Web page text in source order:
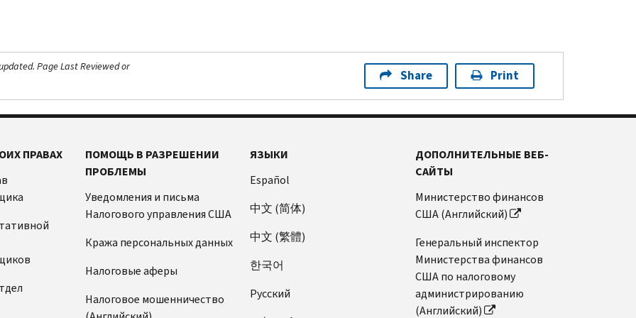
Page Last Reviewed or
Share Print
ПРАВАХ
ПОМОЩЬ В РАЗРЕШЕНИИ
ПРОБЛЕМЫ
Уведомления и письма
Налогового управления США
Кража персональных данных
Налоговые аферы
Налоговое мошенничество
ЯЗЫКИ
Español
中文 (简体)
中文 (繁體)
한국어
Pусский
ДОПОЛНИТЕЛЬНЫЕ ВЕБ-
САЙТЫ
Министерство финансов
США (Английский)
Генеральный инспектор
Министерства финансов
США по налоговому
администрированию
(Английский)